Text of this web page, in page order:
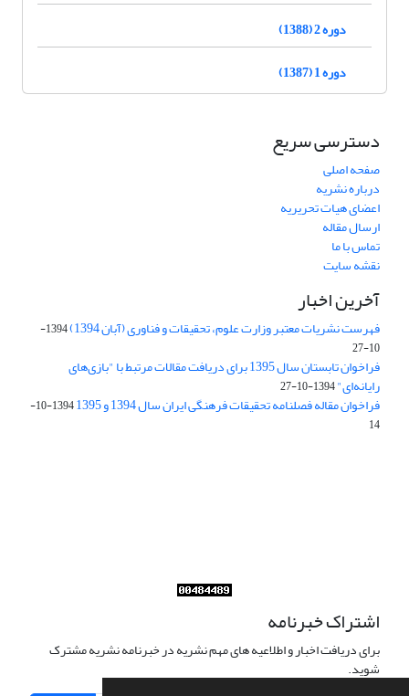
دوره 2 (1388)
دوره 1 (1387)
دسترسی سریع
صفحه اصلی
درباره نشریه
اعضای هیات تحریریه
ارسال مقاله
تماس با ما
نقشه سایت
آخرین اخبار
فهرست نشریات معتبر وزارت علوم، تحقیقات و فناوری (آبان 1394)
1394-
10-27
فراخوان تابستان سال 1395 برای دریافت مقالات مرتبط با "بازی‌های
رایانه‌ای"1394-10-27
فراخوان مقاله فصلنامه تحقیقات فرهنگی ایران سال 1394 و 1395
1394-10-
14
اشتراک خبرنامه
برای دریافت اخبار و اطلاعیه های مهم نشریه در خبرنامه نشریه مشترک
شوید.